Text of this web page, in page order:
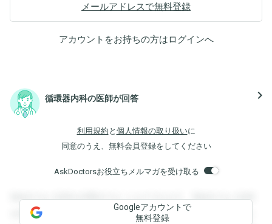
メールアドレスで無料登録
アカウントをお持ちの方はログインへ
循環器内科の医師が回答 navigate_next
利用規約 と 個人情報の取り扱いに
同意のうえ、無料会員登録をしてください
AskDoctorsお役立ちメルマガを受け取る
登録すると回答を閲覧することができます。登録すると回答
を閲覧することができます。登録すると回答を閲覧すること
Googleアカウントで
無料登録